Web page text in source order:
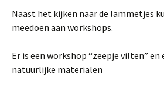
Naast het kijken naar de lammetjes
meedoen aan workshops.
Er is een workshop “zeepje vilten”
natuurlijke materialen